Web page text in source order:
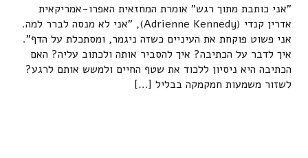
"אני כותבת מתוך רגש" אומרת המחזאית האפרו-אמריקאית
אדרין קנדי (Adrienne Kennedy), "אני לא מנסה לברר למה.
אני פשוט פוקחת את העיניים כשזה ניגמר, ומסתכלת על הדף".
איך לדבר על הכתיבה? איך להסביר אותה ולכתוב עליה? האם
הכתיבה היא ניסיון ללכוד את שטף החיים ולמשש אותם לרגע?
לשזור משמעות חמקמקה בבליל […]